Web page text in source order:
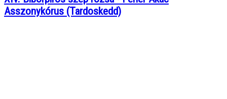
Asszonykórus (Tardoskedd)